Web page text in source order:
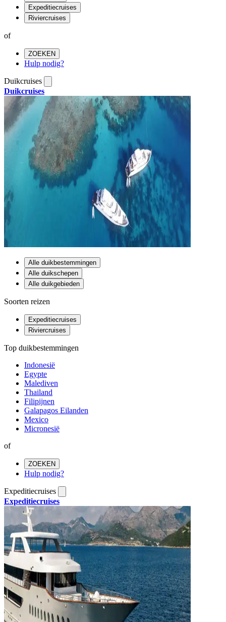
Expeditiecruises
Riviercruises
of
ZOEKEN
Hulp nodig?
Duikcruises
Duikcruises
Alle duikbestemmingen
Alle duikschepen
Alle duikgebieden
Soorten reizen
Expeditiecruises
Riviercruises
Top duikbestemmingen
Indonesië
Egypte
Malediven
Thailand
Filipijnen
Galapagos Eilanden
Mexico
Micronesië
of
ZOEKEN
Hulp nodig?
Expeditiecruises
Expeditiecruises